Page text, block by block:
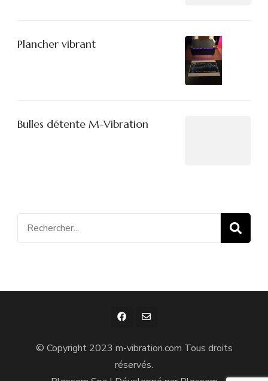
Plancher vibrant
Bulles détente M-Vibration
Recherche
pour
© Copyright 2023 m-vibration.com Tous droits
réservés.